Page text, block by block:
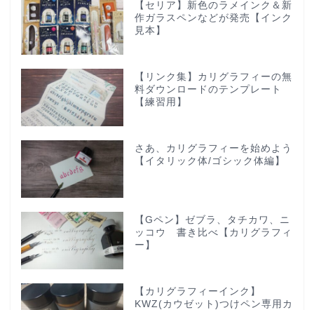
【セリア】新色のラメインク＆新
作ガラスペンなどが発売【インク
見本】
【リンク集】カリグラフィーの無
料ダウンロードのテンプレート
【練習用】
さあ、カリグラフィーを始めよう
【イタリック体/ゴシック体編】
【Gペン】ゼブラ、タチカワ、ニ
ッコウ 書き比べ【カリグラフィ
ー】
【カリグラフィーインク】
KWZ(カウゼット)つけペン専用カ